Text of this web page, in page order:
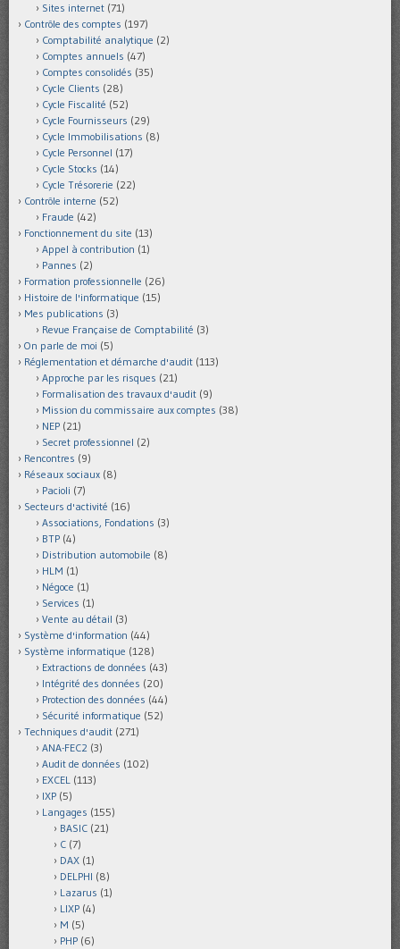
Sites internet (71)
Contrôle des comptes (197)
Comptabilité analytique (2)
Comptes annuels (47)
Comptes consolidés (35)
Cycle Clients (28)
Cycle Fiscalité (52)
Cycle Fournisseurs (29)
Cycle Immobilisations (8)
Cycle Personnel (17)
Cycle Stocks (14)
Cycle Trésorerie (22)
Contrôle interne (52)
Fraude (42)
Fonctionnement du site (13)
Appel à contribution (1)
Pannes (2)
Formation professionnelle (26)
Histoire de l'informatique (15)
Mes publications (3)
Revue Française de Comptabilité (3)
On parle de moi (5)
Réglementation et démarche d'audit (113)
Approche par les risques (21)
Formalisation des travaux d'audit (9)
Mission du commissaire aux comptes (38)
NEP (21)
Secret professionnel (2)
Rencontres (9)
Réseaux sociaux (8)
Pacioli (7)
Secteurs d'activité (16)
Associations, Fondations (3)
BTP (4)
Distribution automobile (8)
HLM (1)
Négoce (1)
Services (1)
Vente au détail (3)
Système d'information (44)
Système informatique (128)
Extractions de données (43)
Intégrité des données (20)
Protection des données (44)
Sécurité informatique (52)
Techniques d'audit (271)
ANA-FEC2 (3)
Audit de données (102)
EXCEL (113)
IXP (5)
Langages (155)
BASIC (21)
C (7)
DAX (1)
DELPHI (8)
Lazarus (1)
LIXP (4)
M (5)
PHP (6)